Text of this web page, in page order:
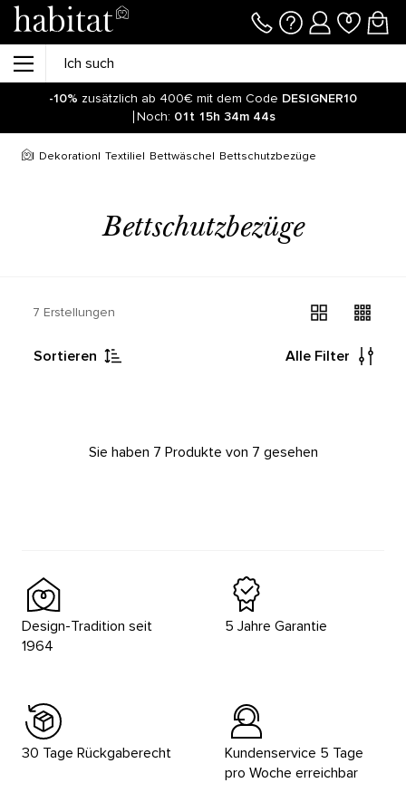
-10% zusätzlich ab 400€ mit dem Code DESIGNER10
Noch: 01t 15h 34m 44s
Dekoration Textilie Bettwäsche Bettschutzbezüge
Bettschutzbezüge
7 Erstellungen
Sortieren Alle Filter
Sie haben 7 Produkte von 7 gesehen
Design-Tradition seit
1964
5 Jahre Garantie
30 Tage Rückgaberecht
Kundenservice 5 Tage
pro Woche erreichbar